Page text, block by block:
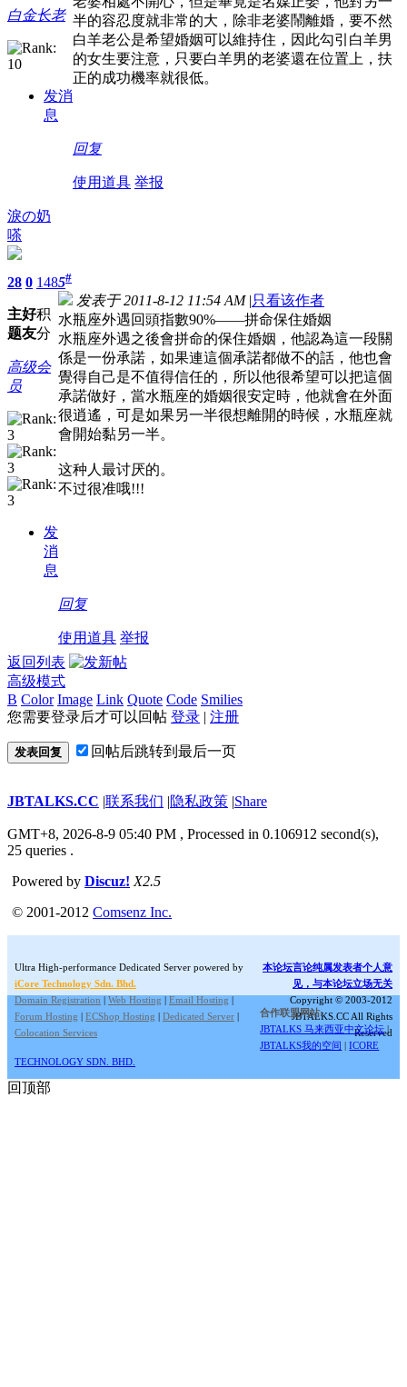
白金长老
发消
息
半的容忍度就非常的大，除非老婆鬧離婚，要不然
白羊老公是希望婚姻可以維持住，因此勾引白羊男
的女生要注意，只要白羊男的老婆還在位置上，扶
正的成功機率就很低。
回复
使用道具 举报
淚の奶
嗏
28
主
题
0
好
友
148
积
分
高级会
员
发
消
息
5#
发表于 2011-8-12 11:54 AM |只看该作者
水瓶座外遇回頭指數90%——拼命保住婚姻
水瓶座外遇之後會拼命的保住婚姻，他認為這一段關
係是一份承諾，如果連這個承諾都做不的話，他也會
覺得自己是不值得信任的，所以他很希望可以把這個
承諾做好，當水瓶座的婚姻很安定時，他就會在外面
很逍遙，可是如果另一半很想離開的時候，水瓶座就
會開始黏另一半。
这种人最讨厌的。
不过很准哦!!!
回复
使用道具 举报
返回列表
高级模式
B Color Image Link Quote Code Smilies
您需要登录后才可以回帖 登录 | 注册
发表回复 回帖后跳转到最后一页
JBTALKS.CC |联系我们 |隐私政策 |Share
GMT+8, 2026-8-9 05:40 PM , Processed in 0.106912 second(s),
25 queries .
Powered by Discuz! X2.5
© 2001-2012 Comsenz Inc.
Ultra High-performance Dedicated Server powered by
iCore Technology Sdn. Bhd.
Domain Registration | Web Hosting | Email Hosting |
Forum Hosting | ECShop Hosting | Dedicated Server |
Colocation Services
本论坛言论纯属发表者个人意
见，与本论坛立场无关
Copyright © 2003-2012
JBTALKS.CC All Rights
Reserved
合作联盟网站:
JBTALKS 马来西亚中文论坛 |
JBTALKS我的空间 |ICORE
TECHNOLOGY SDN. BHD.
回顶部